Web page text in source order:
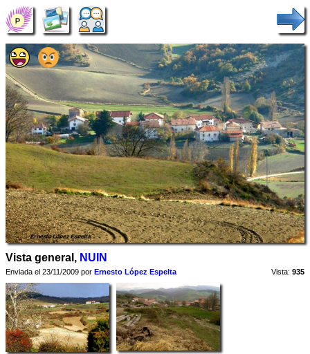
Vista general, NUIN
Enviada el 23/11/2009 por Ernesto López Espelta Vista: 935